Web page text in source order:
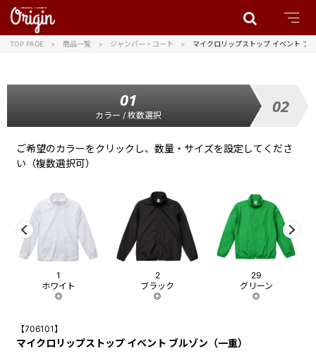
TOP PAGE 商品一覧 ジャンパー・コート マイクロリップストップ イベント ブ
カラー / 枚数選択
ご希望のカラーをクリックし、数量・サイズを設定してくださ
い（複数選択可）
1
ホワイト
◎
2
ブラック
◎
29
グリーン
◎
【706101】
マイクロリップストップ イベント ブルゾン（一重）